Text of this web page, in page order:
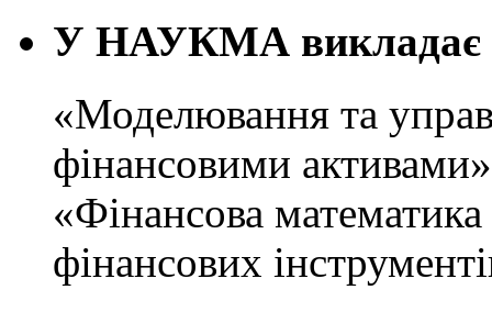
У НАУКМА викладає
«Моделювання та
фінансовими
«Фінансова
фінансових